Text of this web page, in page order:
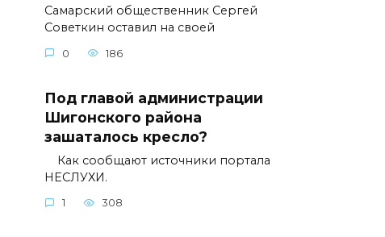
Самарский общественник Сергей
Советкин оставил на своей
0 186
Под главой администрации
Шигонского района
зашаталось кресло?
Как сообщают источники портала
НЕСЛУХИ.
1 308